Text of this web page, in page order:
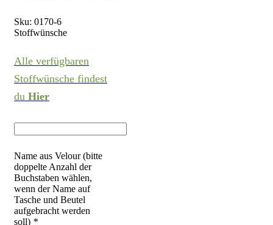
Sku: 0170-6
Stoffwünsche
Alle verfügbaren
Stoffwünsche findest
du Hier
Name aus Velour (bitte
doppelte Anzahl der
Buchstaben wählen,
wenn der Name auf
Tasche und Beutel
aufgebracht werden
soll) *